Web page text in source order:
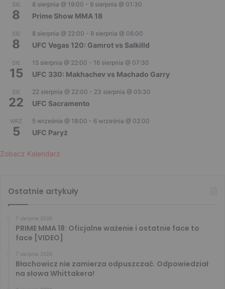
SIE
8
8 sierpnia @ 19:00 - 9 sierpnia @ 01:30
Prime Show MMA 18
SIE
8
8 sierpnia @ 22:00 - 9 sierpnia @ 06:00
UFC Vegas 120: Gamrot vs Salkilld
SIE
15
15 sierpnia @ 22:00 - 16 sierpnia @ 07:30
UFC 330: Makhachev vs Machado Garry
SIE
22
22 sierpnia @ 22:00 - 23 sierpnia @ 05:30
UFC Sacramento
WRZ
5
5 września @ 18:00 - 6 września @ 02:00
UFC Paryż
Zobacz Kalendarz
Ostatnie artykuły
7 sierpnia 2026
PRIME MMA 18: Oficjalne ważenie i ostatnie face to
face [VIDEO]
7 sierpnia 2026
Błachowicz nie zamierza odpuszczać. Odpowiedział
na słowa Whittakera!